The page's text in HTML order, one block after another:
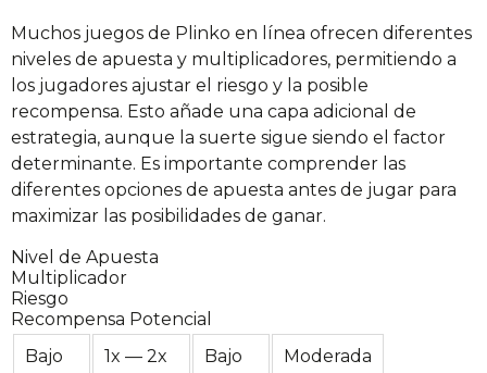
Muchos juegos de Plinko en línea ofrecen diferentes
niveles de apuesta y multiplicadores, permitiendo a
los jugadores ajustar el riesgo y la posible
recompensa. Esto añade una capa adicional de
estrategia, aunque la suerte sigue siendo el factor
determinante. Es importante comprender las
diferentes opciones de apuesta antes de jugar para
maximizar las posibilidades de ganar.
Nivel de Apuesta
Multiplicador
Riesgo
Recompensa Potencial
Bajo
1x — 2x Bajo Moderada